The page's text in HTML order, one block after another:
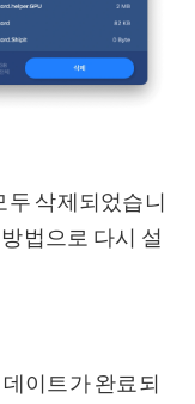
두 삭제되었습니
법으로 다시 설
이트가 완료되